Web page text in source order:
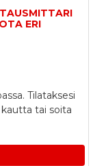
ERI
Tilataksesi
tai soita